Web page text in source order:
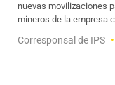
nuevas movilizaciones
mineros de la empresa
Corresponsal de IPS